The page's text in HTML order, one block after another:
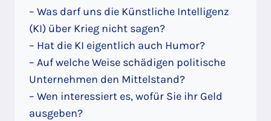
– Was darf uns die Künstliche Intelligenz
(KI) über Krieg nicht sagen?
– Hat die KI eigentlich auch Humor?
– Auf welche Weise schädigen politische
Unternehmen den Mittelstand?
– Wen interessiert es, wofür Sie ihr Geld
ausgeben?